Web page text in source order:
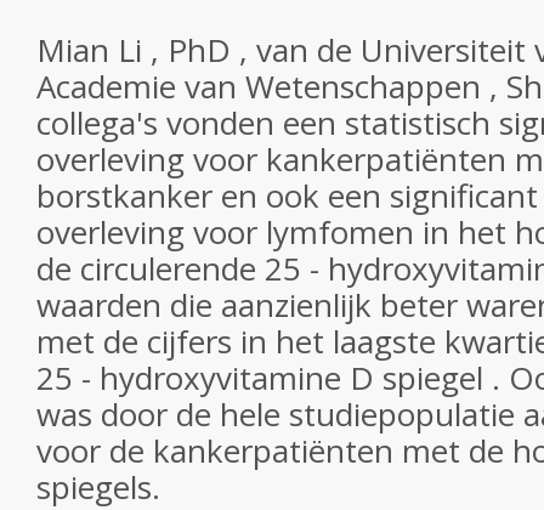
Mian Li , PhD , van de Universiteit
Academie van Wetenschappen ,
collega's vonden een statistisch
overleving voor kankerpatiënten
borstkanker en ook een
overleving voor lymfomen in het
de circulerende 25 -
waarden die aanzienlijk beter
met de cijfers in het laagste
25 - hydroxyvitamine D spiegel .
was door de hele studiepopulatie
voor de kankerpatiënten met de
spiegels.